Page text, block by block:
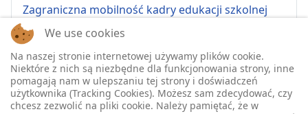
Zagraniczna mobilność kadry edukacji szkolnej
Erasmus+ 2022-1-PL01-KA121-VET-000064815
Erasmus + 2022-1-PL01-KA121-SCH-000064635
Erasmus + 2023-1-PL01-KA121-SCH-000135484
Erasmus + 2023-1-PL01-KA121-VET-000139220
We use cookies
Na naszej stronie internetowej używamy plików cookie.
Niektóre z nich są niezbędne dla funkcjonowania strony, inne
pomagają nam w ulepszaniu tej strony i doświadczeń
użytkownika (Tracking Cookies). Możesz sam zdecydować, czy
chcesz zezwolić na pliki cookie. Należy pamiętać, że w